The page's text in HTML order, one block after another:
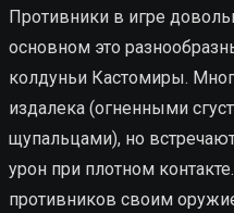
Противники в игре
основном это
колдуньи Кастомиры.
издалека (огненными
щупальцами), но
урон при плотном
противников своим